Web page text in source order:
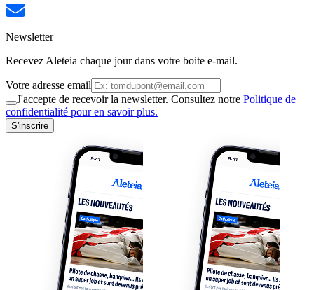
Newsletter
Recevez Aleteia chaque jour dans votre boite e-mail.
Votre adresse email
J'accepte de recevoir la newsletter. Consultez notre Politique de
confidentialité pour en savoir plus.
S'inscrire